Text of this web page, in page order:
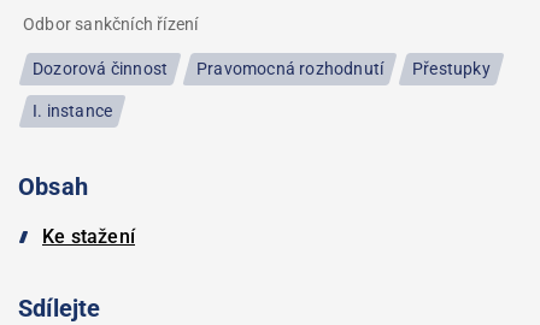
Odbor sankčních řízení
Dozorová činnost Pravomocná rozhodnutí Přestupky
I. instance
Obsah
Ke stažení
Sdílejte